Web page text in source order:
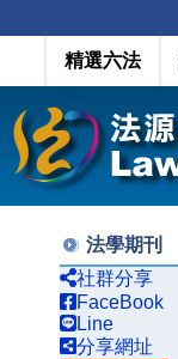
精選六法
法學期刊
社群分享
FaceBook
Line
分享網址